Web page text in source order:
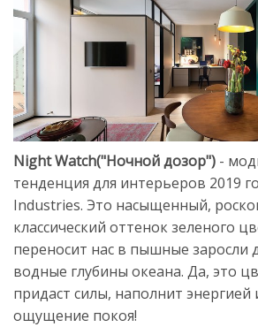
Night Watch("Ночной дозор") -
тенденция для интерьеров 2019
Industries. Это насыщенный,
классический оттенок зеленого
переносит нас в пышные заросли
водные глубины океана. Да, это
придаст силы, наполнит энергией
ощущение покоя!